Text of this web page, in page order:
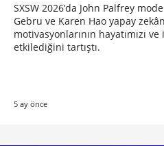
SXSW 2026’da John Palfrey
Gebru ve Karen Hao yapay
motivasyonlarının hayatımızı ve
etkilediğini tartıştı.
5 ay önce